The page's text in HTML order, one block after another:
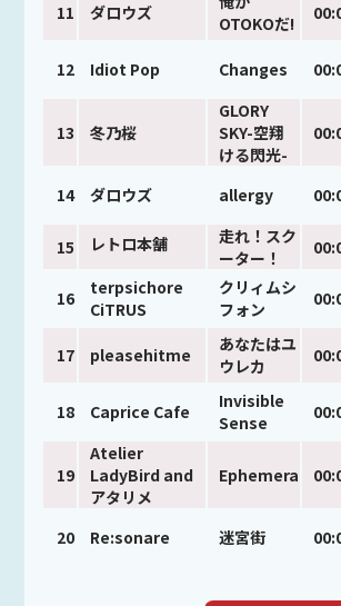
11 ダロウズ
OTOKOだ!
12 Idiot Pop Changes
13 冬乃桜
GLORY
SKY-空翔
ける閃光-
14 ダロウズ allergy
15 レトロ本舗
走れ！スク
ーター！
16
terpsichore
CiTRUS
クリィムシ
フォン
17 pleasehitme
あなたはユ
ウレカ
18 Caprice Cafe
Invisible
Sense
19
Atelier
LadyBird and
アタリメ
Ephemera
20 Re:sonare 迷宮街